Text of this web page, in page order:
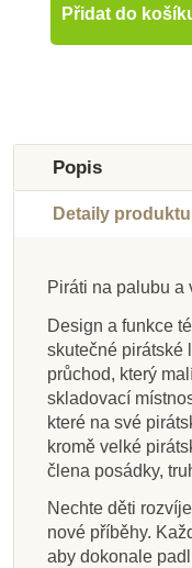
Přidat do
Skladem
PlanToys
Matematické
1 274 Kč1 415
Přidat do
Skladem
Goki Cestovní
Shut the box II
369 Kč410 Kč
Přidat do
Skladem
PlanToys
nálady
752 Kč835 Kč
Přidat do
Do školy
Na dotaz
Small Foot
kameny
1 831 Kč2 034
Zobrazit detail
Popis
Detaily produktu
Piráti na palubu a
Design a funkce
skutečné pirátské
průchod, který
skladovací
které na své
kromě velké
člena posádky,
Nechte děti
nové příběhy.
aby dokonale